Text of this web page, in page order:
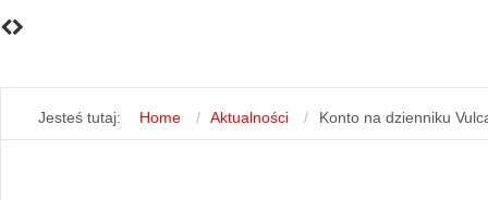
Jesteś tutaj: Home Aktualności Konto na dzienniku